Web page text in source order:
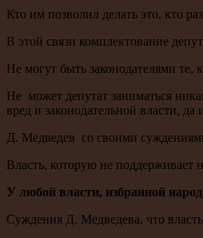
Кто им позволил делать это, кто
В этой связи комплектование
Не могут быть законодателями те,
Не может депутат заниматься
вред и законодательной власти,
Д. Медведев со своими
Власть, которую не поддерживает
У любой власти, избранной
Суждения Д. Медведева, что